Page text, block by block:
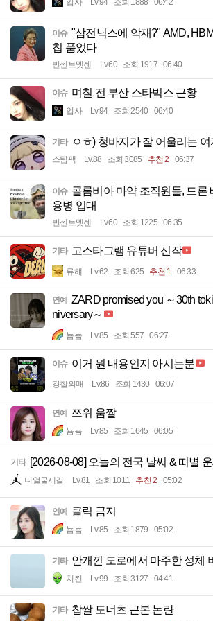
입사 Lv.94 조회 1888 06:42
이슈 "삼전닉스에 악재?" AMD,
칩 품었다
빈센트멧젠 Lv.60 조회 1917 06:40
이슈 며칠 전 부산 스타벅스 근황
입사 Lv.94 조회 2540 06:40
기타 ㅇㅎ) 청바지가 잘 어울리는 여
스팀팩 Lv.88 조회 3085 추천 2 06:37
이슈 콜롬비아 마약 조직원들, 드론
용병 입대
빈센트멧젠 Lv.60 조회 1225 06:35
기타 고스타그램 유튜버 신작
류햬 Lv.62 조회 625 추천 1 06:33
연예
ZARD promised you ～30th
niversary～
뇸뇸 Lv.85 조회 557 06:27
이슈 이거 뭔 내용인지 아시는분
강철의매 Lv.86 조회 1430 06:07
연예 쯔위 움짤
뇸뇸 Lv.85 조회 1645 06:05
기타 [2026-08-08] 오늘의 전국 날씨 & 띠별 운
니얼굴제길 Lv.81 조회 1011 추천 2 05:02
연예 클릭 금지
뇸뇸 Lv.85 조회 1879 05:02
기타 안개낀 도로에서 마주한 성체
치킨 Lv.99 조회 3127 04:41
기타 찹쌀 도너츠 근본 논란